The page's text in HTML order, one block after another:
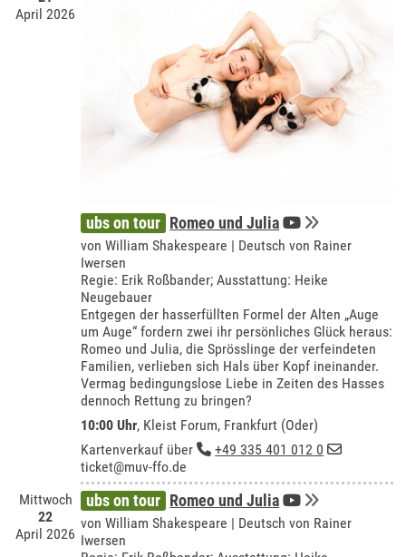
April 2026
ubs on tour Romeo und Julia
von William Shakespeare | Deutsch von Rainer
Iwersen
Regie: Erik Roßbander; Ausstattung: Heike
Neugebauer
Entgegen der hasserfüllten Formel der Alten „Auge
um Auge“ fordern zwei ihr persönliches Glück heraus:
Romeo und Julia, die Sprösslinge der verfeindeten
Familien, verlieben sich Hals über Kopf ineinander.
Vermag bedingungslose Liebe in Zeiten des Hasses
dennoch Rettung zu bringen?
10:00 Uhr, Kleist Forum, Frankfurt (Oder)
Kartenverkauf über
+49 335 401 012 0
ticket@muv-ffo.de
Mittwoch
22
April 2026
ubs on tour Romeo und Julia
von William Shakespeare | Deutsch von Rainer
Iwersen